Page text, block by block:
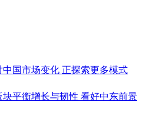
国市场变化 正探索更多模式
平衡增长与韧性 看好中东前景